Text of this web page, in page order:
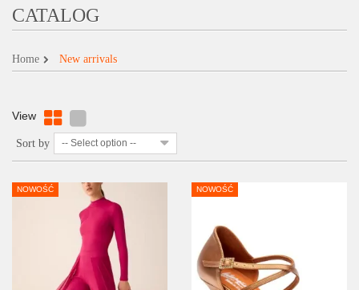
CATALOG
Home New arrivals
View
Sort by -- Select option --
NOWOŚĆ NOWOŚĆ